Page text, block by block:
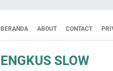
BERANDA ABOUT CONTACT
ENGKUS SLOW